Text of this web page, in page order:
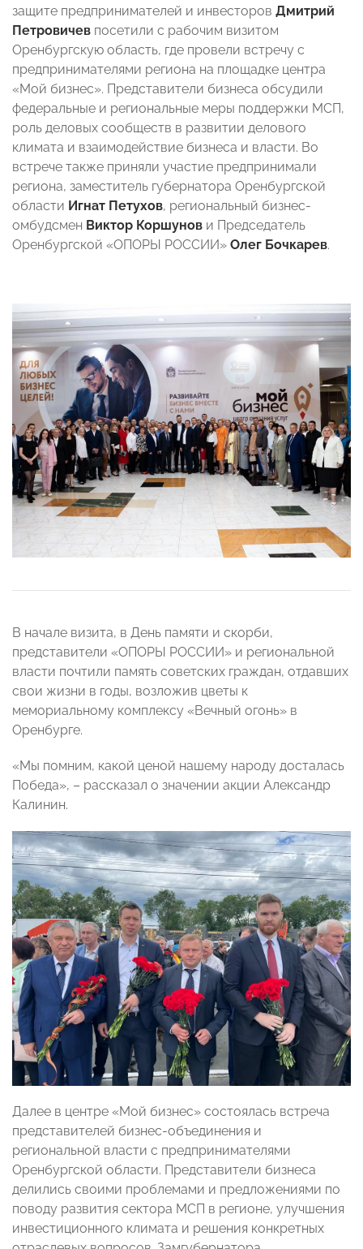
защите предпринимателей и инвесторов Дмитрий
Петровичев посетили с рабочим визитом
Оренбургскую область, где провели встречу с
предпринимателями региона на площадке центра
«Мой бизнес». Представители бизнеса обсудили
федеральные и региональные меры поддержки МСП,
роль деловых сообществ в развитии делового
климата и взаимодействие бизнеса и власти. Во
встрече также приняли участие предпринимали
региона, заместитель губернатора Оренбургской
области Игнат Петухов, региональный бизнес-
омбудсмен Виктор Коршунов и Председатель
Оренбургской «ОПОРЫ РОССИИ» Олег Бочкарев.
В начале визита, в День памяти и скорби,
представители «ОПОРЫ РОССИИ» и региональной
власти почтили память советских граждан, отдавших
свои жизни в годы, возложив цветы к
мемориальному комплексу «Вечный огонь» в
Оренбурге.
«Мы помним, какой ценой нашему народу досталась
Победа», – рассказал о значении акции Александр
Калинин.
Далее в центре «Мой бизнес» состоялась встреча
представителей бизнес-объединения и
региональной власти с предпринимателями
Оренбургской области. Представители бизнеса
делились своими проблемами и предложениями по
поводу развития сектора МСП в регионе, улучшения
инвестиционного климата и решения конкретных